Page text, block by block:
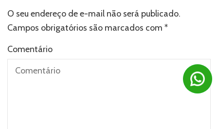
O seu endereço de e-mail não será publicado.
Campos obrigatórios são marcados com *
Comentário